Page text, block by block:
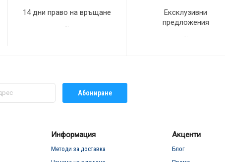
14 дни право на връщане
Ексклузивни
предложения
Абониране
Информация
Методи за доставка
Акценти
Блог